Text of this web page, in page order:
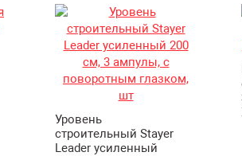
Уровень
строительный Stayer
Leader усиленный